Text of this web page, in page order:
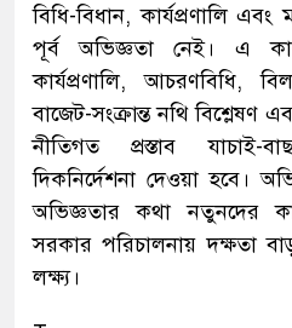
বিধি-বিধান, কার্যপ্রণালি এবং
পূর্ব অভিজ্ঞতা নেই। এ
কার্যপ্রণালি, আচরণবিধি,
বাজেট-সংক্রান্ত নথি বিশ্লেষণ
নীতিগত প্রস্তাব যাচাই-
দিকনির্দেশনা দেওয়া হবে।
অভিজ্ঞতার কথা নতুনদের
সরকার পরিচালনায় দক্ষতা
লক্ষ্য।